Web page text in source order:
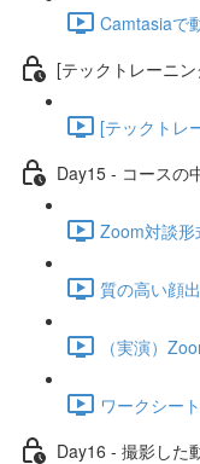
Camtasiaで
[テックトレーニ
[テックトレ
Day15 - コースの
Zoom対談
質の高い顔
（実演）
ワークシー
Day16 - 撮影した